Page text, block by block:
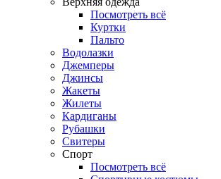
Посмотреть всё
Куртки
Пальто
Водолазки
Джемперы
Джинсы
Жакеты
Жилеты
Кардиганы
Рубашки
Свитеры
Спорт
Посмотреть всё